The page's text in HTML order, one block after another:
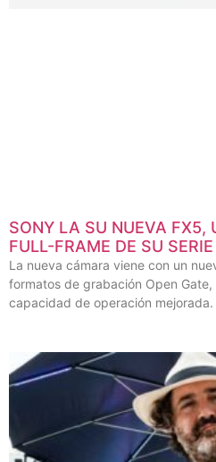
SONY LA SU NUEVA FX5,
FULL-FRAME DE SU
La nueva cámara viene con un
formatos de grabación Open Gate,
capacidad de operación mejorada.